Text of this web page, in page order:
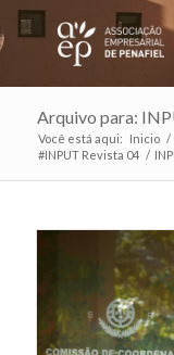
Arquivo para:
Você está aqui: Inicio /
#INPUT Revista 04 /